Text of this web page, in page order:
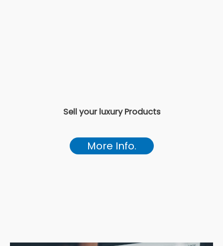
Sell your luxury Products
More Info.